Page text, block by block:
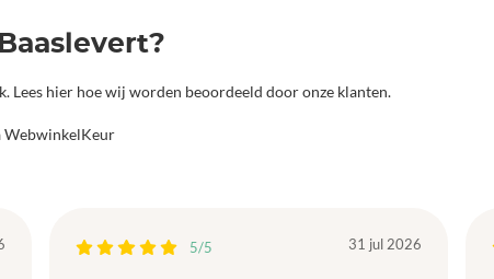
Lees hier hoe wij worden beoordeeld door onze klanten.
WebwinkelKeur
5/5 31 jul 2026